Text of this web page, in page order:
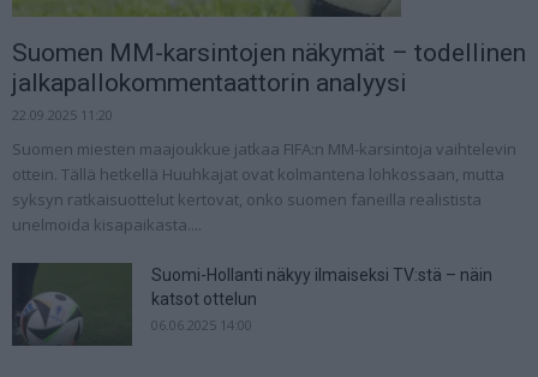
Suomen MM-karsintojen näkymät – todellinen
jalkapallokommentaattorin analyysi
22.09.2025 11:20
Suomen miesten maajoukkue jatkaa FIFA:n MM-karsintoja vaihtelevin
ottein. Tällä hetkellä Huuhkajat ovat kolmantena lohkossaan, mutta
syksyn ratkaisuottelut kertovat, onko suomen faneilla realistista
unelmoida kisapaikasta....
Suomi-Hollanti näkyy ilmaiseksi TV:stä – näin
katsot ottelun
06.06.2025 14:00